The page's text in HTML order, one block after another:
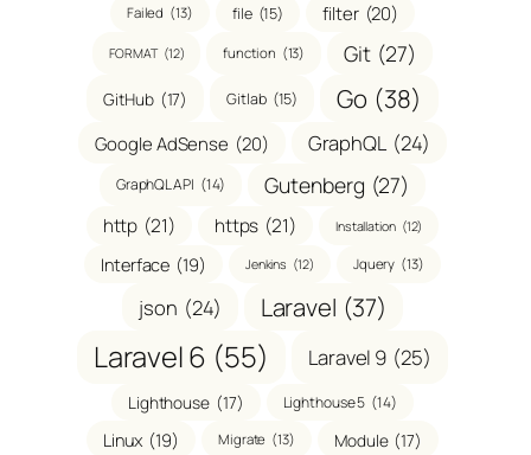
Failed (13) file (15) filter (20)
FORMAT (12) function (13) Git (27)
GitHub (17) Gitlab (15) Go (38)
Google AdSense (20) GraphQL (24)
GraphQL API (14) Gutenberg (27)
http (21) https (21) Installation (12)
Interface (19) Jenkins (12) Jquery (13)
json (24) Laravel (37)
Laravel 6 (55) Laravel 9 (25)
Lighthouse (17) Lighthouse 5 (14)
Linux (19) Migrate (13) Module (17)